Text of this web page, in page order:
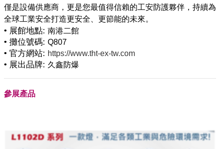
僅是設備供應商，更是您最值得信賴的工安防護夥伴，持續為
• 展館地點: 南港二館
• 攤位號碼: Q807
• 官方網站: https://www.tht-ex-tw.com
• 展出品牌: 久鑫防爆
參展產品